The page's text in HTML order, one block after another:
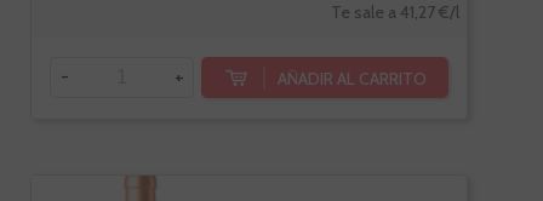
Te sale a 41,27 €/l
- + AÑADIR AL CARRITO